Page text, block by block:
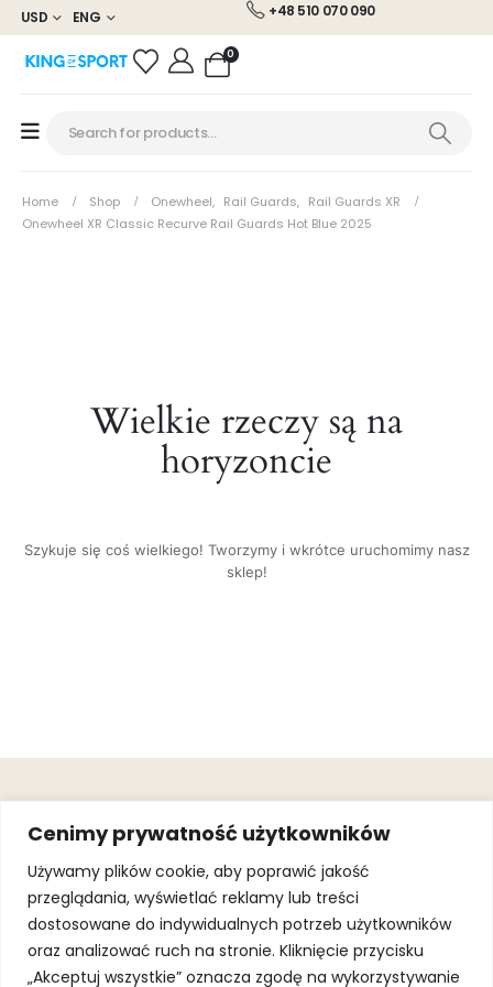
Cenimy prywatność użytkowników
Używamy plików cookie, aby poprawić jakość
przeglądania, wyświetlać reklamy lub treści
dostosowane do indywidualnych potrzeb użytkowników
oraz analizować ruch na stronie. Kliknięcie przycisku
„Akceptuj wszystkie” oznacza zgodę na wykorzystywanie
USD ENG +48 510 070 090
0
Home Shop Onewheel, Rail Guards, Rail Guards XR
Onewheel XR Classic Recurve Rail Guards Hot Blue 2025
Wielkie rzeczy są na
horyzoncie
Szykuje się coś wielkiego! Tworzymy i wkrótce uruchomimy nasz
sklep!
+48 510 070
090
SOLEC 81B LOK.
A66,
WARSZAWA
JOIN OUR
MAILING
By subscribing,
you agree to
ourTerms of
UseandPrivacy
OBSŁUGA
KLIENTA
Gwarancja
.
.